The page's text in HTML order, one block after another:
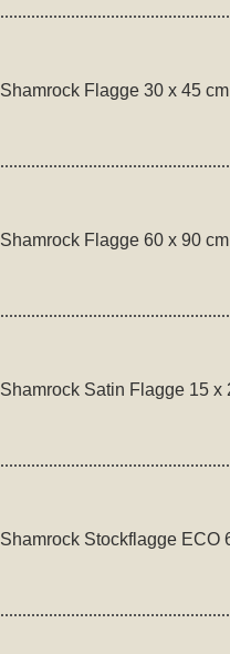
Shamrock Flagge 30 x 45 cm
Shamrock Flagge 60 x 90 cm
Shamrock Satin Flagge 15 x
Shamrock Stockflagge ECO